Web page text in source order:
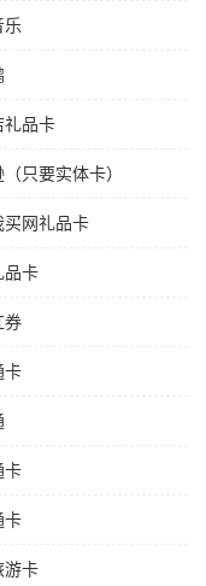
乐
礼品卡
只要实体卡）
买网礼品卡
品卡
券
卡
卡
卡
游卡